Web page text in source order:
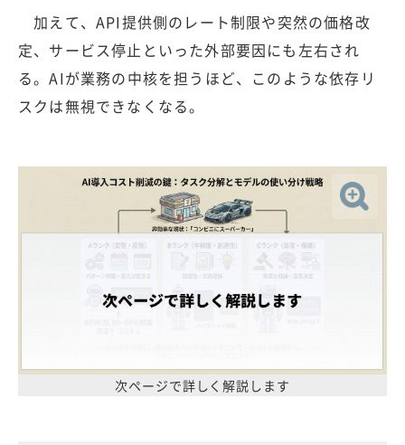
加えて、API提供側のレート制限や突然の価格改
定、サービス停止といった外部要因にも左右され
る。AIが業務の中核を担うほど、このような依存リ
スクは無視できなくなる。
次ページで詳しく解説します